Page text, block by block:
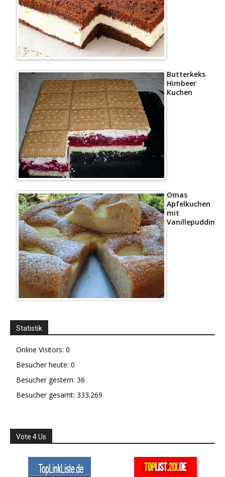
Butterkeks
Himbeer
Kuchen
Omas
Apfelkuchen
mit
Vanillepudding
Statistik
Online Visitors: 0
Besucher heute: 0
Besucher gestern: 36
Besucher gesamt: 333.269
Vote 4 Us